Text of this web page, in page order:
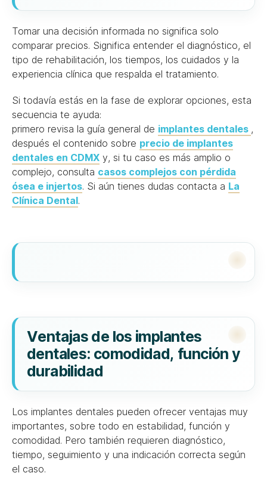
Tomar una decisión informada no significa solo
comparar precios. Significa entender el diagnóstico, el
tipo de rehabilitación, los tiempos, los cuidados y la
experiencia clínica que respalda el tratamiento.
Si todavía estás en la fase de explorar opciones, esta
secuencia te ayuda:
primero revisa la guía general de implantes dentales ,
después el contenido sobre precio de implantes
dentales en CDMX y, si tu caso es más amplio o
complejo, consulta casos complejos con pérdida
ósea e injertos. Si aún tienes dudas contacta a La
Clínica Dental.
Ventajas de los implantes
dentales: comodidad, función y
durabilidad
Los implantes dentales pueden ofrecer ventajas muy
importantes, sobre todo en estabilidad, función y
comodidad. Pero también requieren diagnóstico,
tiempo, seguimiento y una indicación correcta según
el caso.